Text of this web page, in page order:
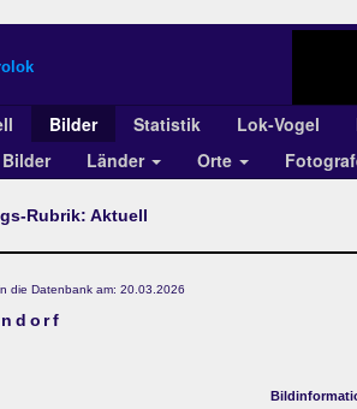
Bilder Statistik Lok-Vogel
Länder Orte
Rubrik: Aktuell
die Datenbank am: 20.03.2026